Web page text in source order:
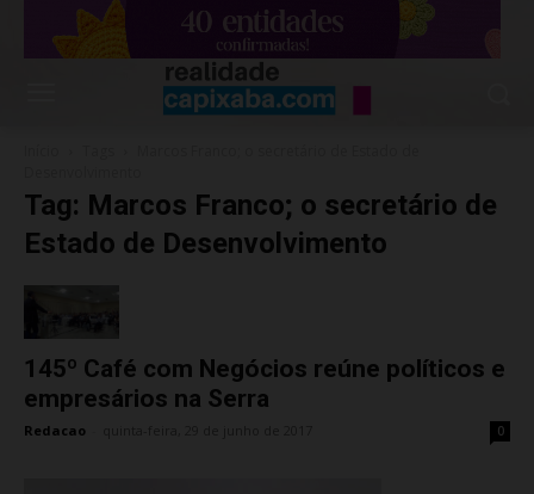
Tag: Marcos Franco; o secretário de
Estado de Desenvolvimento
145º Café com Negócios reúne políticos e
empresários na Serra
Redacao 0